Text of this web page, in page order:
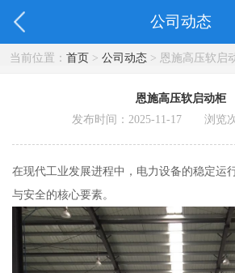
公司动态
当前位置： 首页> 公司动态> 恩施高压软启
恩施高压软启动柜
发布时间：2025-11-17 浏览
在现代工业发展进程中，电力设备的稳定运
与安全的核心要素。